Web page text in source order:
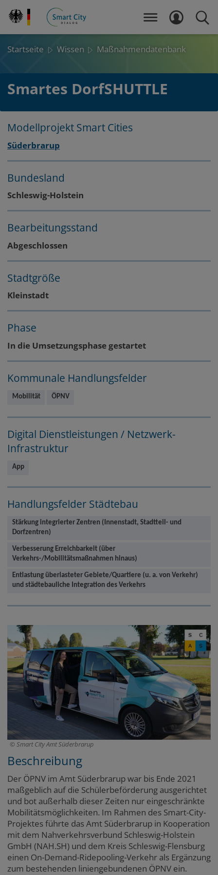
zum
MENÜ LOGIN
Startseite Wissen Maßnahmendatenbank
Smartes DorfSHUTTLE
Seitenbereich
Hauptinhalt
Layout
Modellprojekt Smart Cities
Süderbrarup
Bundesland
Schleswig-Holstein
Bearbeitungsstand
Abgeschlossen
Stadtgröße
Kleinstadt
Phase
In die Umsetzungsphase gestartet
Kommunale Handlungsfelder
Mobilität ÖPNV
Digital Dienstleistungen / Netzwerk-
Infrastruktur
App
Handlungsfelder Städtebau
Stärkung integrierter Zentren (Innenstadt, Stadtteil- und
Dorfzentren)
Verbesserung Erreichbarkeit (über
Verkehrs-/Mobilitätsmaßnahmen hinaus)
Entlastung überlasteter Gebiete/Quartiere (u. a. von Verkehr)
und städtebauliche Integration des Verkehrs
Smart City Amt Süderbrarup
Beschreibung
Der ÖPNV im Amt Süderbrarup war bis Ende 2021
maßgeblich auf die Schülerbeförderung ausgerichtet
und bot außerhalb dieser Zeiten nur eingeschränkte
Mobilitätsmöglichkeiten. Im Rahmen des Smart-City-
Projektes führte das Amt Süderbrarup in Kooperation
mit dem Nahverkehrsverbund Schleswig-Holstein
GmbH (NAH.SH) und dem Kreis Schleswig-Flensburg
einen On-Demand-Ridepooling-Verkehr als Ergänzung
zum bestehenden liniengebundenen ÖPNV ein.